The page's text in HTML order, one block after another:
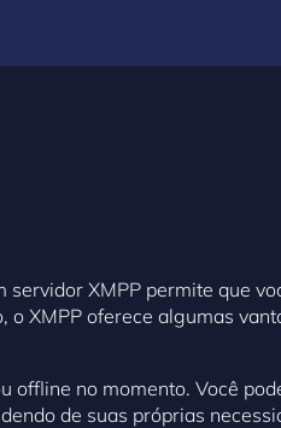
servidor XMPP permite que
XMPP oferece algumas
no momento. Você
de suas próprias